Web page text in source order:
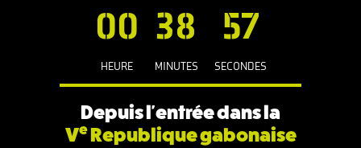
00
HEURE
38
MINUTES
57
SECONDES
Depuis l'entrée dans la
VeRepublique gabonaise